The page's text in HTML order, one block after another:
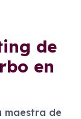
de
en
maestra de